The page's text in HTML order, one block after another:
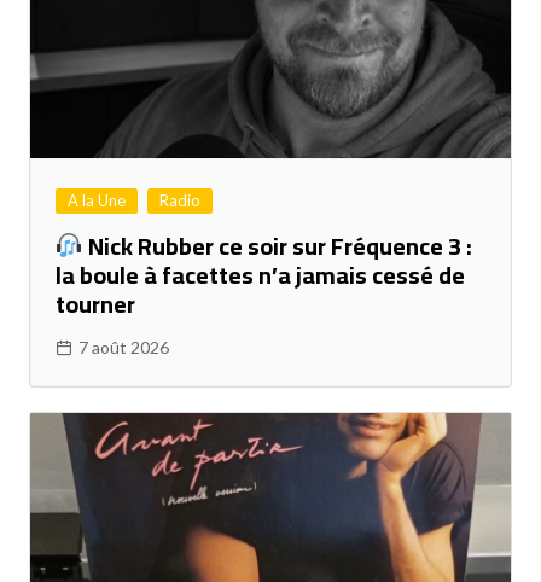
A la Une Radio
Nick Rubber ce soir sur Fréquence 3 :
la boule à facettes n’a jamais cessé de
tourner
7 août 2026